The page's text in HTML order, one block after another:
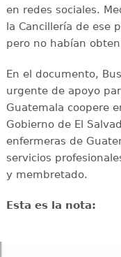
en redes sociales.
la Cancillería de ese
pero no habían
En el documento,
urgente de apoyo
Guatemala coopere
Gobierno de El
enfermeras de
servicios
y membretado.
Esta es la nota: